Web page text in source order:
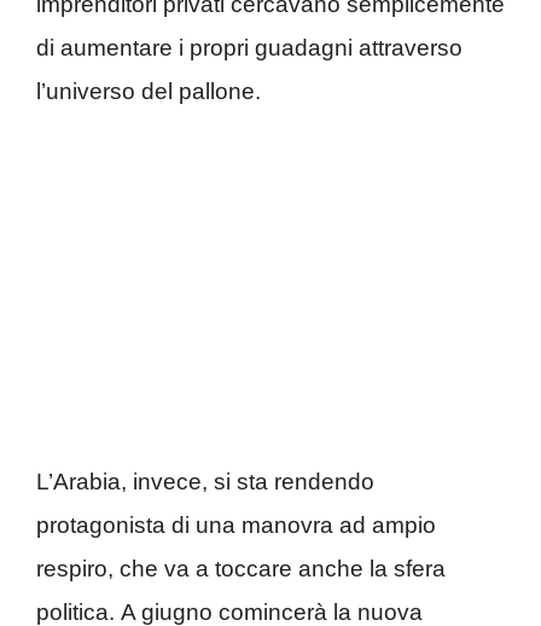
di aumentare i propri guadagni attraverso
l’universo del pallone.
L’Arabia, invece, si sta rendendo
protagonista di una manovra ad ampio
respiro, che va a toccare anche la sfera
politica. A giugno comincerà la nuova